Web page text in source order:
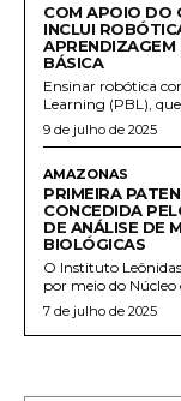
COM APOIO DO
INCLUI
APRENDIZAGEM
BÁSICA
Ensinar robótica
Learning (PBL),
9 de julho de 2025
AMAZONAS
PRIMEIRA
CONCEDIDA
DE ANÁLISE DE
BIOLÓGICAS
O Instituto
por meio do Núcleo
7 de julho de 2025